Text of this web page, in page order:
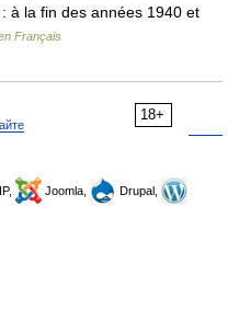
à la fin des années 1940 et
Français
18+
Joomla,
Drupal,